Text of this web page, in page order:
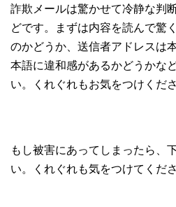
詐欺メールは驚かせて冷静な判
どです。まずは内容を読んで驚
のかどうか、送信者アドレスは
本語に違和感があるかどうかな
い。くれぐれもお気をつけくださ
もし被害にあってしまったら、
い。くれぐれも気をつけてくださ